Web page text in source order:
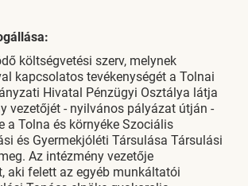
költségvetési szerv, melynek
kapcsolatos tevékenységét a Tolnai
Hivatal Pénzügyi Osztálya látja
vezetőjét - nyilvános pályázat útján -
a Tolna és környéke Szociális
és Gyermekjóléti Társulása Társulási
Az intézmény vezetője
aki felett az egyéb munkáltatói